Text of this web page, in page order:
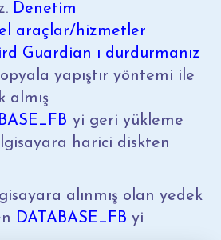
Denetim
araçlar/hizmetler
Guardian ı durdurmanız
yapıştır yöntemi ile
almış
yi geri yükleme
harici diskten
alınmış olan yedek
DATABASE_FB yi